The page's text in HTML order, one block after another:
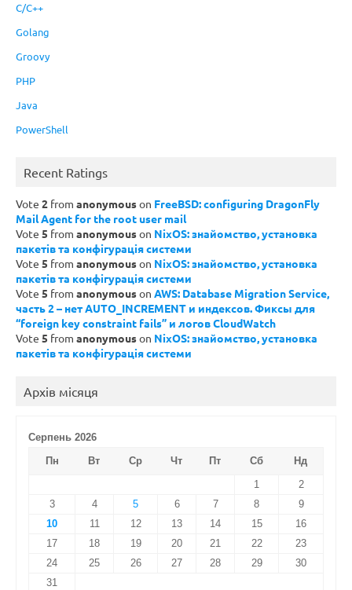
C/C++
Golang
Groovy
PHP
Java
PowerShell
Recent Ratings
Vote 2 from anonymouson FreeBSD: configuring DragonFly
Mail Agent for the root user mail
Vote 5 from anonymouson NixOS: знайомство, установка
пакетів та конфігурація системи
Vote 5 from anonymouson NixOS: знайомство, установка
пакетів та конфігурація системи
Vote 5 from anonymouson AWS: Database Migration Service,
часть 2 – нет AUTO_INCREMENT и индексов. Фиксы для
“foreign key constraint fails” и логов CloudWatch
Vote 5 from anonymouson NixOS: знайомство, установка
пакетів та конфігурація системи
Архів місяця
Серпень 2026
Пн
Вт Ср Чт Пт Сб
Нд
1
2
3
4 5 6 7 8
9
10
11 12 13 14 15
16
17
18 19 20 21 22
23
24
25 26 27 28 29
30
31